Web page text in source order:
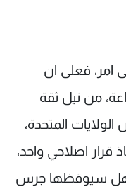
امر، فعلى ان
من نيل ثقة
المتحدة،
قرار اصلاحي واحد،
فهل سيوقظها جرس